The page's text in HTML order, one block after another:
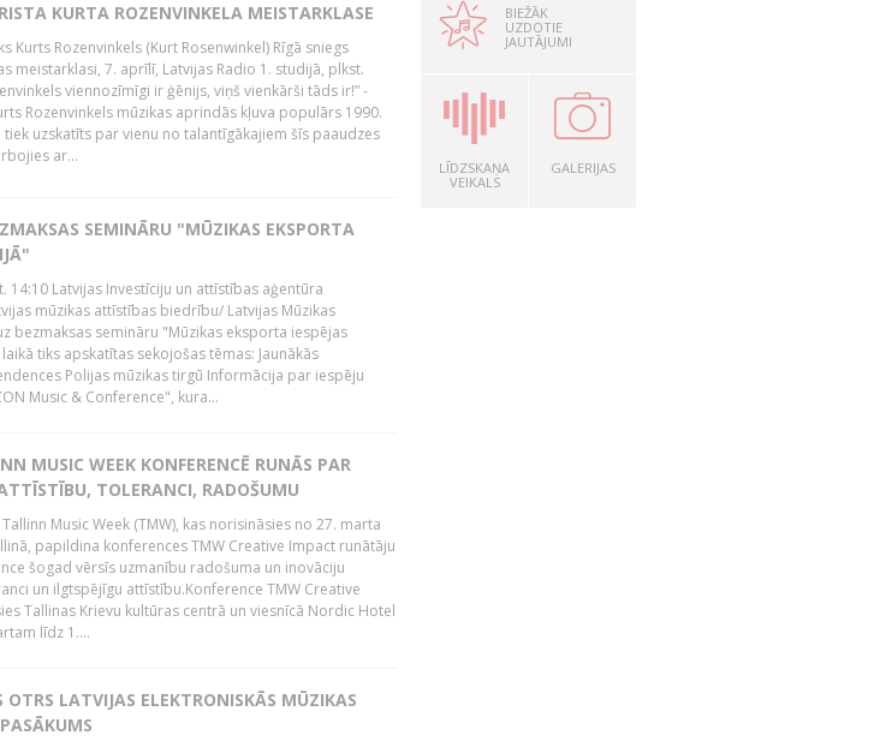
KURTA ROZENVINKELA MEISTARKLASE
Kurts Rozenvinkels (Kurt Rosenwinkel) Rīgā sniegs
meistarklasi, 7. aprīlī, Latvijas Radio 1. studijā, plkst.
viennozīmīgi ir ģēnijs, viņš vienkārši tāds ir!” -
Rozenvinkels mūzikas aprindās kļuva populārs 1990.
uzskatīts par vienu no talantīgākajiem šīs paaudzes
ar...
SEMINĀRU "MŪZIKAS EKSPORTA
14:10 Latvijas Investīciju un attīstības aģentūra
mūzikas attīstības biedrību/ Latvijas Mūzikas
bezmaksas semināru "Mūzikas eksporta iespējas
tiks apskatītas sekojošas tēmas: Jaunākās
Polijas mūzikas tirgū Informācija par iespēju
Music & Conference", kura...
MUSIC WEEK KONFERENCĒ RUNĀS PAR
TOLERANCI, RADOŠUMU
Music Week (TMW), kas norisināsies no 27. marta
papildina konferences TMW Creative Impact runātāju
šogad vērsīs uzmanību radošuma un inovāciju
un ilgtspējīgu attīstību.Konference TMW Creative
Tallinas Krievu kultūras centrā un viesnīcā Nordic Hotel
līdz 1....
OTRS LATVIJAS ELEKTRONISKĀS MŪZIKAS
BIEŽĀK
UZDOTIE
JAUTĀJUMI
LĪDZSKAŅA
VEIKALS
GALERIJAS